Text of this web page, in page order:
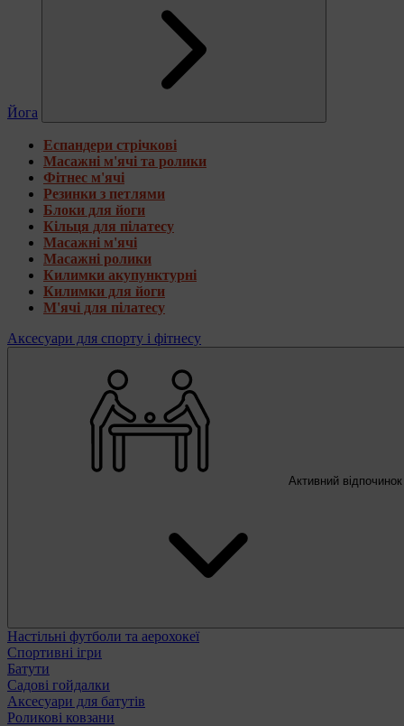
Йога
Еспандери стрічкові
Масажні м'ячі та ролики
Фітнес м'ячі
Резинки з петлями
Блоки для йоги
Кільця для пілатесу
Масажні м'ячі
Масажні ролики
Килимки акупунктурні
Килимки для йоги
М'ячі для пілатесу
Аксесуари для спорту і фітнесу
Активний відпочинок
Настільні футболи та аерохокеї
Спортивні ігри
Батути
Садові гойдалки
Аксесуари для батутів
Роликові ковзани